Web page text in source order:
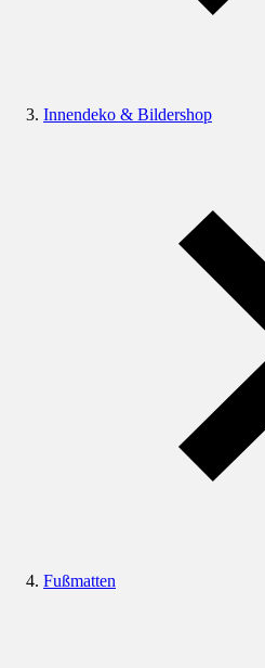
Innendeko & Bildershop
Fußmatten